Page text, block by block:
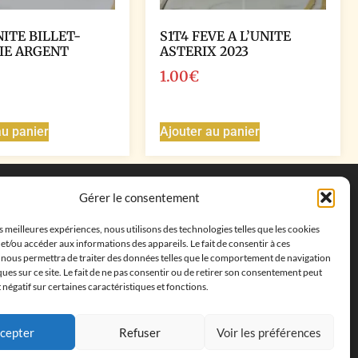
Gérer le consentement
meilleures expériences, nous utilisons des technologies telles que les cookies
ou accéder aux informations des appareils. Le fait de consentir à ces
permettra de traiter des données telles que le comportement de navigation
sur ce site. Le fait de ne pas consentir ou de retirer son consentement peut
sur certaines caractéristiques et fonctions.
Refuser Voir les préférences
BILLET-
ARGENT
panier
S1T4 FEVE A L’UNITE
ASTERIX 2023
1.00€
Ajouter au panier
Coordonnées
cléments, 13500 Martigues, France
Téléphone : ‭+33652313256‬
Email :feves.collecstore@gmail.com